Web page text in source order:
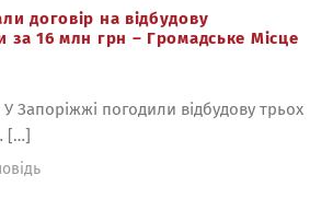
договір на відбудову
за 16 млн грн – Громадське Місце
Запоріжжі погодили відбудову трьох
[…]